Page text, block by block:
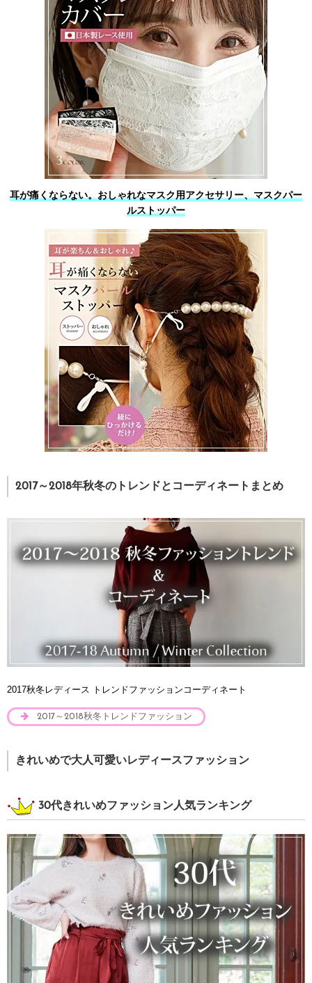
耳が痛くならない。おしゃれなマスク用アクセサリー、マスクパー
ルストッパー
2017～2018年秋冬のトレンドとコーディネートまとめ
2017秋冬レディース トレンドファッションコーディネート
2017～2018秋冬トレンドファッション
きれいめで大人可愛いレディースファッション
30代きれいめファッション人気ランキング